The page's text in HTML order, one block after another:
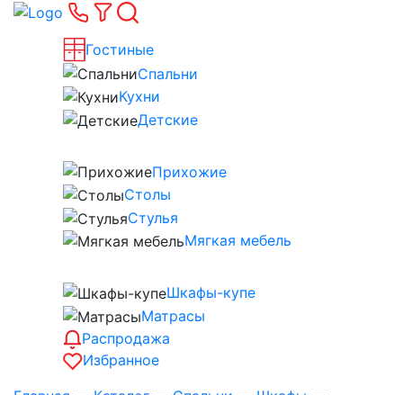
Гостиные
Спальни
Кухни
Детские
Прихожие
Столы
Стулья
Мягкая мебель
Шкафы-купе
Матрасы
Распродажа
Избранное